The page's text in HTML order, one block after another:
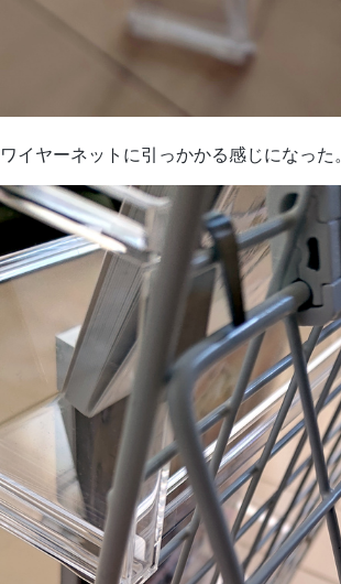
ワイヤーネットに引っかかる感じになった。